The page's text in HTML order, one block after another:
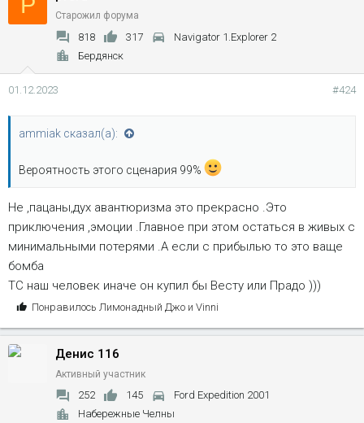
Старожил форума
818 317
Navigator 1.Explorer 2
Бердянск
01.12.2023 #424
ammiak сказал(а):
Вероятность этого сценария 99%
Не ,пацаны,дух авантюризма это прекрасно .Это
приключения ,эмоции .Главное при этом остаться в живых с
минимальными потерями .А если с прибылью то это ваще
бомба
ТС наш человек иначе он купил бы Весту или Прадо )))
С
м
Понравилось Лимонадный Джои Vinni
Денис 116
Активный участник
252 145
Ford Expedition 2001
Набережные Челны